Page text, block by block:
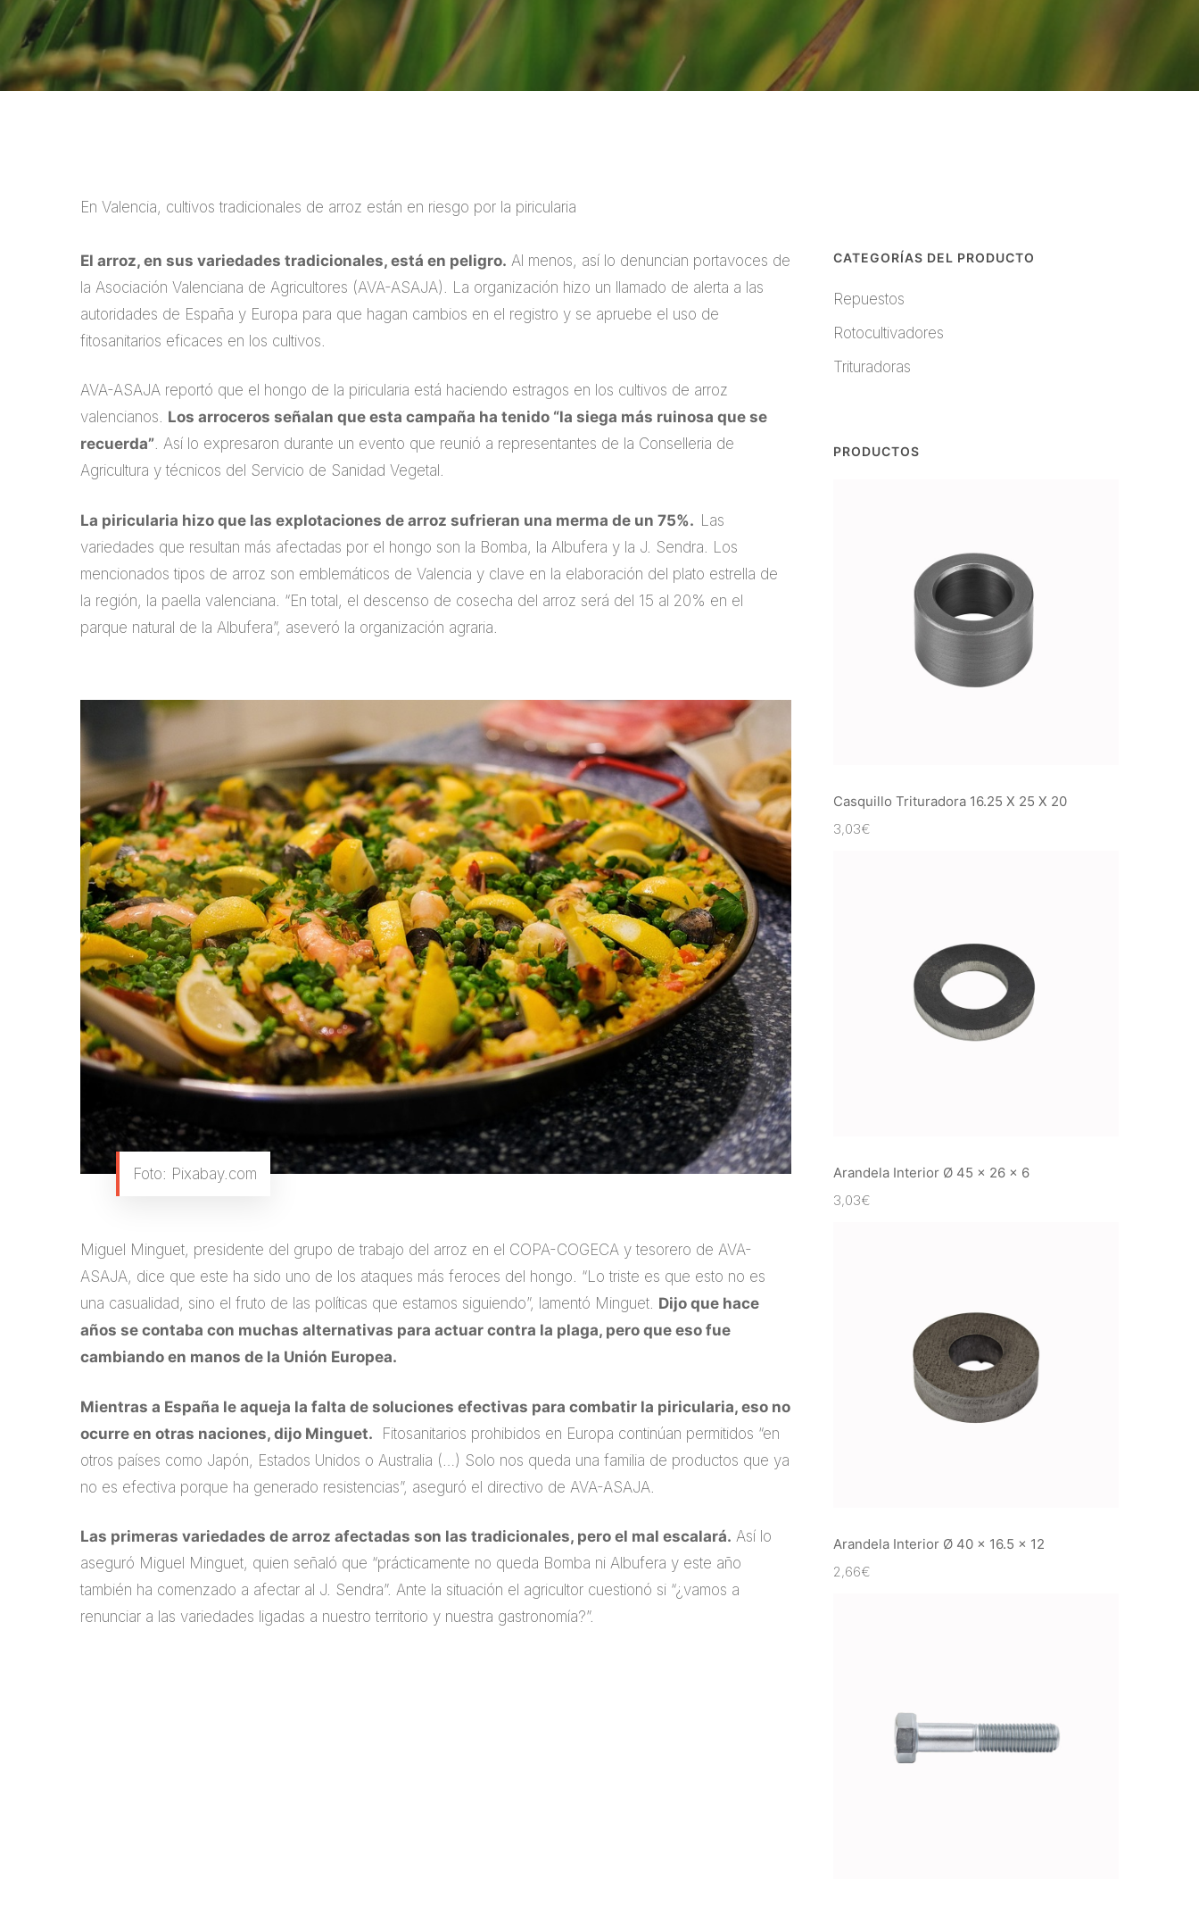
En Valencia, cultivos tradicionales de arroz están en riesgo por la piricularia
El arroz, en sus variedades tradicionales, está en peligro. Al menos, así lo denuncian portavoces de
la Asociación Valenciana de Agricultores (AVA-ASAJA). La organización hizo un llamado de alerta a las
autoridades de España y Europa para que hagan cambios en el registro y se apruebe el uso de
fitosanitarios eficaces en los cultivos.
AVA-ASAJA reportó que el hongo de la piricularia está haciendo estragos en los cultivos de arroz
valencianos. Los arroceros señalan que esta campaña ha tenido “la siega más ruinosa que se
recuerda”. Así lo expresaron durante un evento que reunió a representantes de la Conselleria de
Agricultura y técnicos del Servicio de Sanidad Vegetal.
La piricularia hizo que las explotaciones de arroz sufrieran una merma de un 75%. Las
variedades que resultan más afectadas por el hongo son la Bomba, la Albufera y la J. Sendra. Los
mencionados tipos de arroz son emblemáticos de Valencia y clave en la elaboración del plato estrella de
la región, la paella valenciana. “En total, el descenso de cosecha del arroz será del 15 al 20% en el
parque natural de la Albufera”, aseveró la organización agraria.
Foto: Pixabay.com
Miguel Minguet, presidente del grupo de trabajo del arroz en el COPA-COGECA y tesorero de AVA-
ASAJA, dice que este ha sido uno de los ataques más feroces del hongo. “Lo triste es que esto no es
una casualidad, sino el fruto de las políticas que estamos siguiendo”, lamentó Minguet. Dijo que hace
años se contaba con muchas alternativas para actuar contra la plaga, pero que eso fue
cambiando en manos de la Unión Europea.
Mientras a España le aqueja la falta de soluciones efectivas para combatir la piricularia, eso no
ocurre en otras naciones, dijo Minguet. Fitosanitarios prohibidos en Europa continúan permitidos “en
otros países como Japón, Estados Unidos o Australia (…) Solo nos queda una familia de productos que ya
no es efectiva porque ha generado resistencias”, aseguró el directivo de AVA-ASAJA.
Las primeras variedades de arroz afectadas son las tradicionales, pero el mal escalará. Así lo
aseguró Miguel Minguet, quien señaló que “prácticamente no queda Bomba ni Albufera y este año
también ha comenzado a afectar al J. Sendra”. Ante la situación el agricultor cuestionó si “¿vamos a
renunciar a las variedades ligadas a nuestro territorio y nuestra gastronomía?”.
CATEGORÍAS DEL PRODUCTO
Repuestos
Rotocultivadores
Trituradoras
PRODUCTOS
Casquillo Trituradora 16.25 X 25 X 20
3,03€
Arandela Interior Ø 45 x 26 x 6
3,03€
Arandela Interior Ø 40 x 16.5 x 12
2,66€